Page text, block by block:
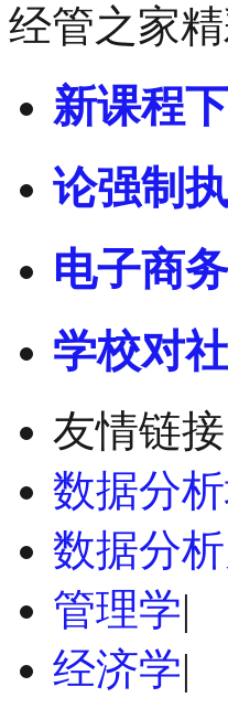
经管之家
新课程
论强制
电子商
学校对
友情链接
数据分析
数据分
管理学|
经济学|